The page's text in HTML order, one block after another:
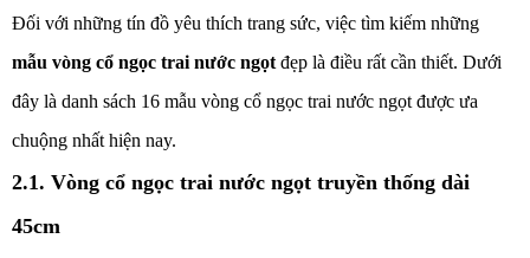
Đối với những tín đồ yêu thích trang sức, việc tìm kiếm những
mẫu vòng cổ ngọc trai nước ngọt đẹp là điều rất cần thiết. Dưới
đây là danh sách 16 mẫu vòng cổ ngọc trai nước ngọt được ưa
chuộng nhất hiện nay.
2.1. Vòng cổ ngọc trai nước ngọt truyền thống dài
45cm